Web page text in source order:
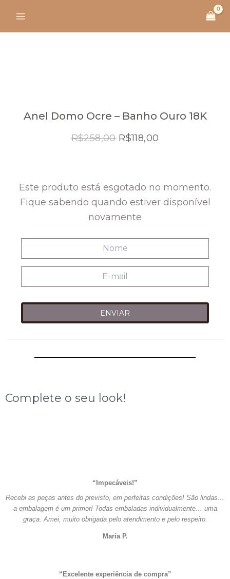
o
Anel Domo Ocre – Banho Ouro 18K
R$258,00 O
era:
R$258,00.
R$118,00
R$118,00.
Este produto está esgotado no momento.
Fique sabendo quando estiver disponível
novamente
Complete o seu look!
“Impecáveis!”
Recebi as peças antes do previsto, em perfeitas condições! São lindas…
a embalagem é um primor! Todas embaladas individualmente… uma
graça. Amei, muito obrigada pelo atendimento e pelo respeito.
Maria P.
“Excelente experiência de compra”